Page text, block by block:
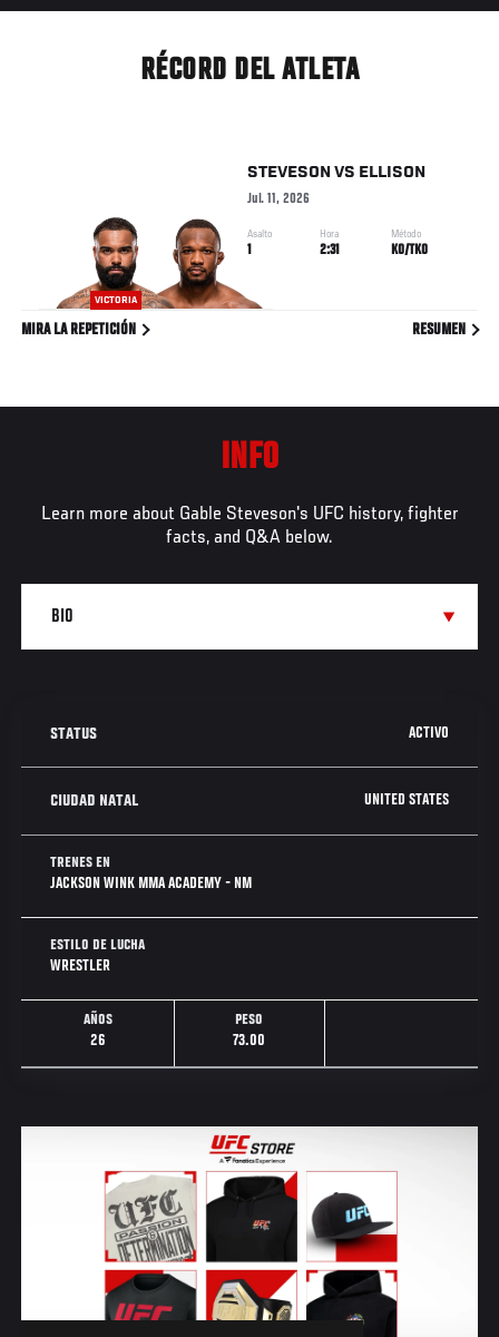
RÉCORD DEL ATLETA
VICTORIA
STEVESON VS ELLISON
Jul. 11, 2026
Asalto
1
Hora
2:31
Método
KO/TKO
MIRA LA REPETICIÓN RESUMEN
INFO
Learn more about Gable Steveson's UFC history, fighter
facts, and Q&A below.
STATUS ACTIVO
CIUDAD NATAL UNITED STATES
TRENES EN
JACKSON WINK MMA ACADEMY - NM
ESTILO DE LUCHA
WRESTLER
AÑOS
26
PESO
73.00